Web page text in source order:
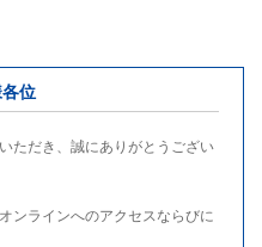
位
ただき、誠にありがとうござい
ンラインへのアクセスならびに